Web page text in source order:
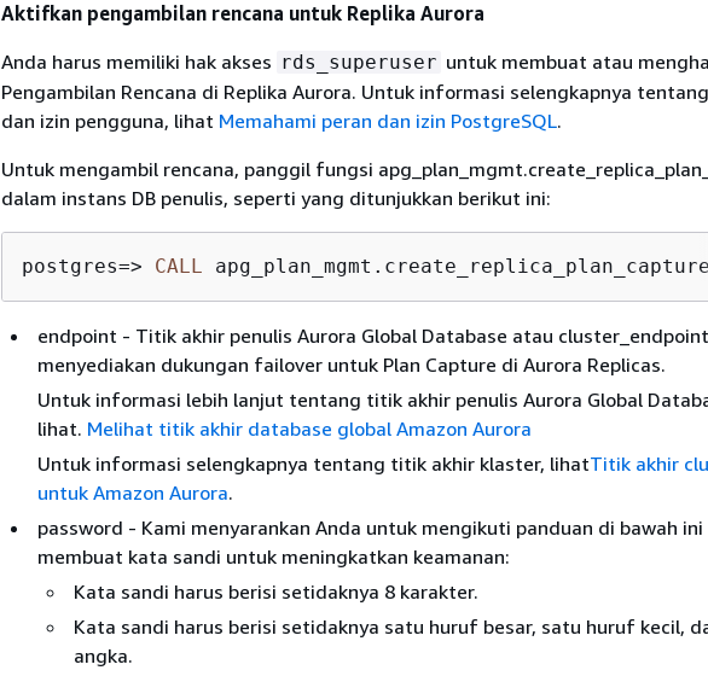
Aktifkan pengambilan rencana untuk Replika Aurora
Anda harus memiliki hak akses rds_superuser untuk membuat atau
Pengambilan Rencana di Replika Aurora. Untuk informasi selengkapnya
dan izin pengguna, lihat Memahami peran dan izin PostgreSQL.
Untuk mengambil rencana, panggil fungsi
dalam instans DB penulis, seperti yang ditunjukkan berikut ini:
postgres=> CALL
endpoint - Titik akhir penulis Aurora Global Database atau cluster_endpoint
menyediakan dukungan failover untuk Plan Capture di Aurora Replicas.
Untuk informasi lebih lanjut tentang titik akhir penulis Aurora Global
lihat. Melihat titik akhir database global Amazon Aurora
Untuk informasi selengkapnya tentang titik akhir klaster, lihatTitik akhir
untuk Amazon Aurora.
password - Kami menyarankan Anda untuk mengikuti panduan di bawah
membuat kata sandi untuk meningkatkan keamanan:
Kata sandi harus berisi setidaknya 8 karakter.
Kata sandi harus berisi setidaknya satu huruf besar, satu huruf kecil,
angka.